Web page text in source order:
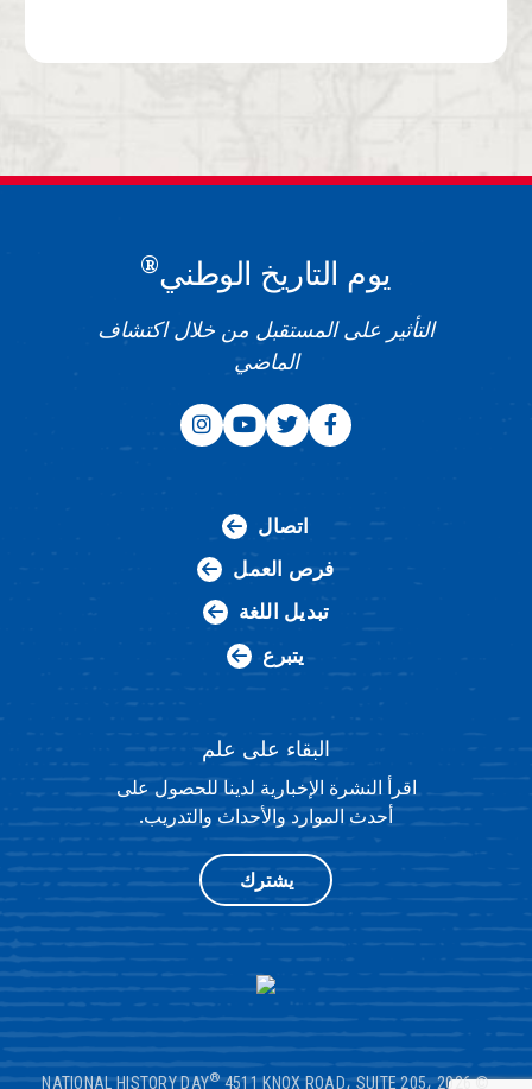
يوم التاريخ الوطني®
التأثير على المستقبل من خلال اكتشاف
الماضي
اتصال
فرص العمل
تبديل اللغة
يتبرع
البقاء على علم
اقرأ النشرة الإخبارية لدينا للحصول على
أحدث الموارد والأحداث والتدريب.
يشترك
© 2026 NATIONAL HISTORY DAY
® 4511 KNOX ROAD، SUITE 205،